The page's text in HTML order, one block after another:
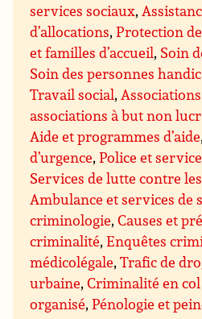
services sociaux,
d’allocations,Protection
et familles d’accueil, Soin
Soin des personnes
Travail social,
associations à but non
Aide et programmes d’aide,
d’urgence,Police et
Services de lutte contre
Ambulance et services de
criminologie,Causes et
criminalité,Enquêtes
médicolégale,Trafic de
urbaine,Criminalité en
organisé,Pénologie et